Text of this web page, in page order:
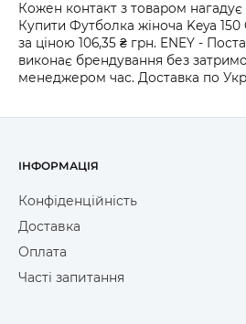
Кожен контакт з товаром
Купити Футболка жіноча Keya
за ціною 106,35 ₴ грн. ENEY -
виконає брендування без
менеджером час. Доставка по
ІНФОРМАЦІЯ
Конфіденційність
Доставка
Оплата
Часті запитання